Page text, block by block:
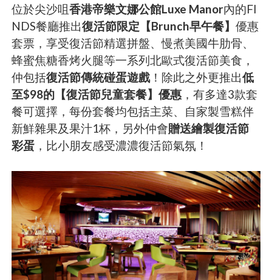
位於尖沙咀香港帝樂文娜公館Luxe Manor內的FI
NDS餐廳推出復活節限定【Brunch早午餐】優惠
套票，享受復活節精選拼盤、慢煮美國牛肋骨、
蜂蜜焦糖香烤火腿等一系列北歐式復活節美食，
仲包括復活節傳統碰蛋遊戲！除此之外更推出低
至$98的【復活節兒童套餐】優惠 ，有多達3款套
餐可選擇，每份套餐均包括主菜、自家製雪糕伴
新鮮雜果及果汁1杯，另外仲會贈送繪製復活節
彩蛋 ，比小朋友感受濃濃復活節氣氛！